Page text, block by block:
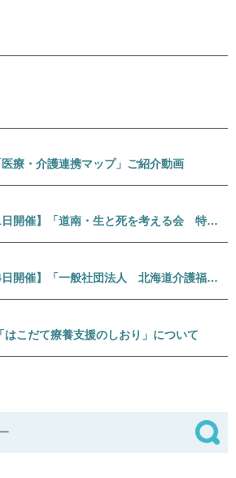
医療・介護連携マップ」ご紹介動画
研修案内【R8年9月21日開催】「道南・生と死を考える会 特別講演会」
研修案内【R8年10月4日開催】「一般社団法人 北海道介護福祉士会 専門研修Ⅰ」
はこだて療養支援のしおり」について